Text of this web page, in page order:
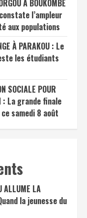
À BOUKOMBÉ
l’ampleur
aux populations
À PARAKOU : Le
les étudiants
SOCIALE POUR
: La grande finale
samedi 8 août
ALLUME LA
la jeunesse du